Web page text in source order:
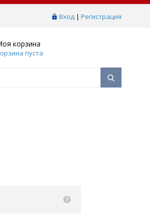
Вход | Регистрация
корзина
пуста